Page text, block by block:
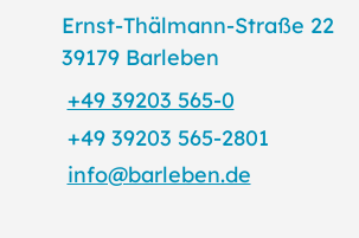
Ernst-Thälmann-Straße 22
39179 Barleben
+49 39203 565-0
+49 39203 565-2801
info@barleben.de